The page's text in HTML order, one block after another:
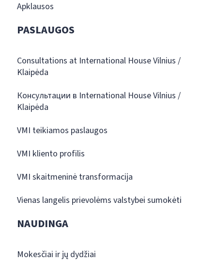
Apklausos
PASLAUGOS
Consultations at International House Vilnius /
Klaipėda
Консультации в International House Vilnius /
Klaipėda
VMI teikiamos paslaugos
VMI kliento profilis
VMI skaitmeninė transformacija
Vienas langelis prievolėms valstybei sumokėti
NAUDINGA
Mokesčiai ir jų dydžiai